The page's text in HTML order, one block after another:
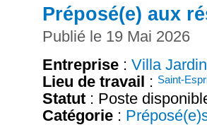
Préposé(e) aux
Publié le 19 Mai 2026
Entreprise : Villa
Lieu de travail : Saint-
Statut : Poste
Catégorie :